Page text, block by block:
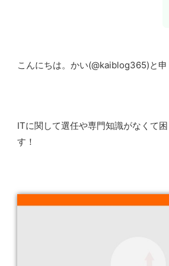
こんにちは。かい(@kaiblog365)と
ITに関して選任や専門知識がなくて
す！